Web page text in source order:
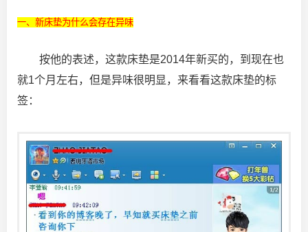
一、新床垫为什么会存在异味
按他的表述，这款床垫是2014年新买的，到现在也
就1个月左右，但是异味很明显，来看看这款床垫的标
签：